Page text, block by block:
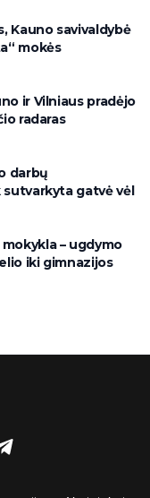
Kauno savivaldybė
mokės
ir Vilniaus pradėjo
radaras
darbų
gatvė vėl
– ugdymo
iki gimnazijos